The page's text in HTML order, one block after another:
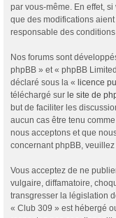
par vous-même. En effet,
que des modifications
responsable des
Nos forums sont
phpBB » et « phpBB
déclaré sous la « licence
téléchargé sur le site de
but de faciliter les
aucun cas être tenu
nous acceptons et que
concernant phpBB,
Vous acceptez de ne
vulgaire, diffamatoire,
transgresser la législation
« Club 309 » est hébergé